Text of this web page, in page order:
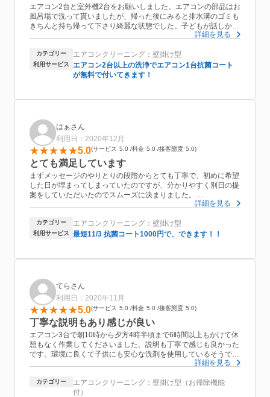
エアコン2台と室外機2台をお願いしました。エアコンの部品はお
風呂場で洗って貰いましたが、帰った後にみると排水溝のゴミも
きちんと持ち帰って下さり綺麗な状態でした。子どもが話しかけ
ても快く応じてくださり、値段も他と比べても良心的なお値段で
と思いました。
詳細を見る
カテゴリー エアコンクリーニング：壁掛け型
利用サービス
エアコン2台以上の洗浄でエアコン1台抗菌コート
が無料で付いてきます！
はぁさん
利用日：2020年12月
5.0 サービス 5.0 料金 5.0 接客態度 5.0
とても満足しています
まずメッセージのやりとりの段階からとても丁寧で、初めに希望
した日が埋まってしまっていたのですが、分かりやすく別日の提
案をしていただいたのでスムーズに決まりました。
当日のクリーニングの間も、今からこういう理由でこのような作
る事ができました。
価格も良心的でまた機会があればお願いしたいです。
詳細を見る
カテゴリー エアコンクリーニング：壁掛け型
利用サービス 最短11/3 抗菌コート1000円で、できます！！
てらさん
利用日：2020年11月
5.0 サービス 5.0 料金 5.0 接客態度 5.0
丁寧な説明もあり感じが良い
エアコン3台で朝10時から夕方4時半頃まで6時間以上もかけて休
憩もなく作業してくださいました。説明も丁寧で感じも良かった
です。環境に良くて子供にも安心な洗剤を使用しているそうで安
いて助かりました。
詳細を見る
カテゴリー
エアコンクリーニング：壁掛け型（お掃除機能
付）